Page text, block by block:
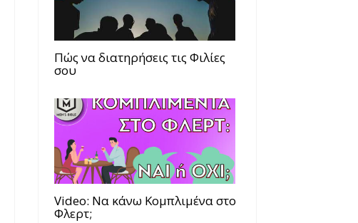
Πώς να διατηρήσεις τις Φιλίες
σου
Video: Να κάνω Κομπλιμένα στο
Φλερτ;